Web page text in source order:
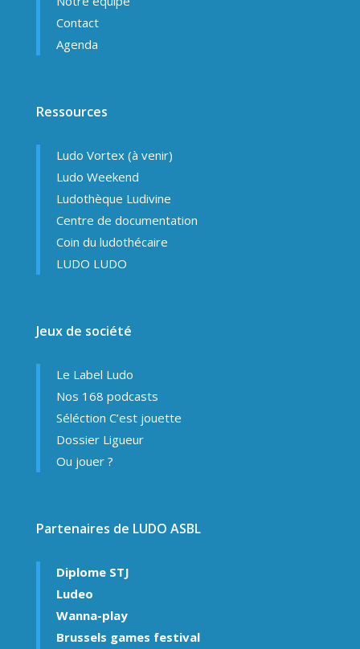
Contact
Agenda
Ressources
Ludo Vortex (à venir)
Ludo Weekend
Ludothèque Ludivine
Centre de documentation
Coin du ludothécaire
LUDO LUDO
Jeux de société
Le Label Ludo
Nos 168 podcasts
Séléction C’est jouette
Dossier Ligueur
Ou jouer ?
Partenaires de LUDO ASBL
Diplome STJ
Ludeo
Wanna-play
Brussels games festival